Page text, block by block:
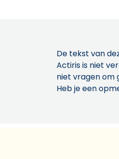
De tekst van
Actiris is niet
niet vragen om
Heb je een